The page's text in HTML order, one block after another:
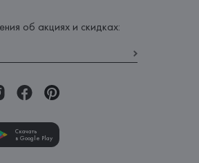
об акциях и скидках:
Скачать
в Google Play